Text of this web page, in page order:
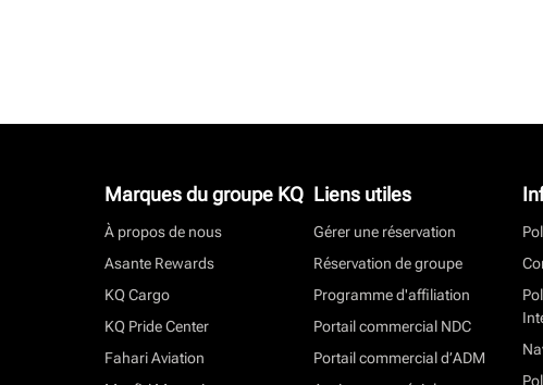
Marques du groupe KQ
À propos de nous
Asante Rewards
KQ Cargo
KQ Pride Center
Fahari Aviation
Liens utiles
Gérer une réservation
Réservation de groupe
Programme d'affiliation
Portail commercial NDC
Portail commercial d’ADM